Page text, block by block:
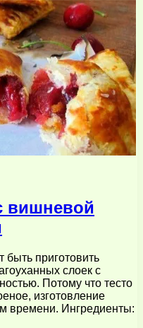
вишневой
приготовить
слоек с
Потому что тесто
изготовление
времени. Ингредиенты: